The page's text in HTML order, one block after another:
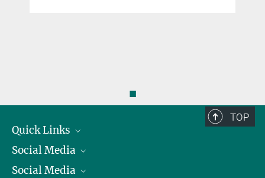
◼
TOP
Quick Links
Präsident
Zahlen und Fakten
Social Media
Bluesky
Social Media